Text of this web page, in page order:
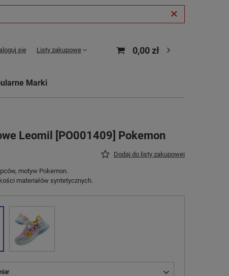
się Listy zakupowe 0,00 zł
Marki
Leomil [PO001409] Pokemon
Dodaj do listy zakupowej
motyw Pokemon.
materiałów syntetycznych.